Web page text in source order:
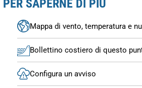
PER SAPERNE DI PIÙ
Mappa di vento, temperatura e
Bollettino costiero di questo
Configura un avviso